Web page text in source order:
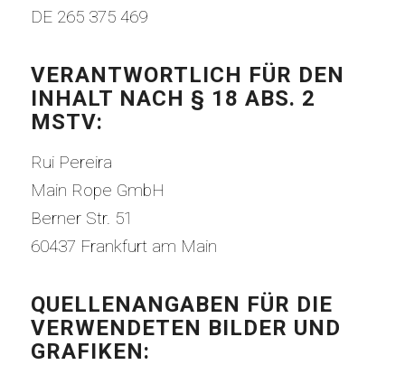
DE 265 375 469
VERANTWORTLICH FÜR DEN
INHALT NACH § 18 ABS. 2
MSTV:
Rui Pereira
Main Rope GmbH
Berner Str. 51
60437 Frankfurt am Main
QUELLENANGABEN FÜR DIE
VERWENDETEN BILDER UND
GRAFIKEN: